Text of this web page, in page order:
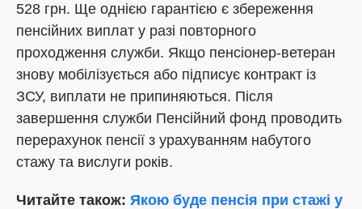
528 грн. Ще однією гарантією є збереження
пенсійних виплат у разі повторного
проходження служби. Якщо пенсіонер-ветеран
знову мобілізується або підписує контракт із
ЗСУ, виплати не припиняються. Після
завершення служби Пенсійний фонд проводить
перерахунок пенсії з урахуванням набутого
стажу та вислуги років.
Читайте також: Якою буде пенсія при стажі у